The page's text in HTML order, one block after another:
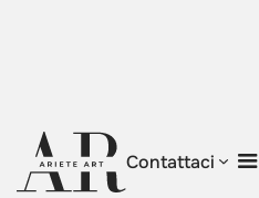
Contattaci
Prism Orbit
Questa scultura trasforma
in un oggetto luminoso con